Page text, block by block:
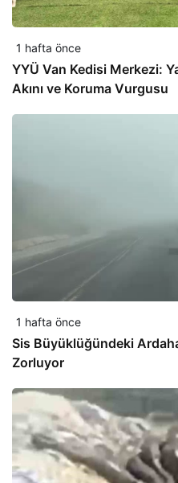
1 hafta önce
YYÜ Van Kedisi Merkezi:
Akını ve Koruma Vurgusu
1 hafta önce
Sis Büyüklüğündeki
Zorluyor